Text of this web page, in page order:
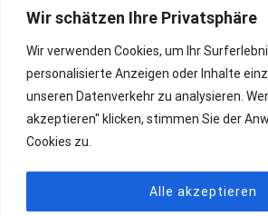
Wir schätzen Ihre Privatsphäre
Wir verwenden Cookies, um Ihr
personalisierte Anzeigen oder Inhalte
unseren Datenverkehr zu analysieren.
akzeptieren" klicken, stimmen Sie der
Cookies zu.
Alle akzeptieren